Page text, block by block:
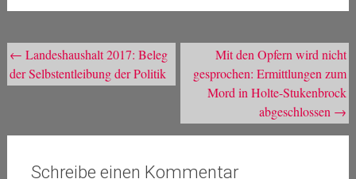
Beitragsnavigation
← Landeshaushalt 2017: Beleg
der Selbstentleibung der Politik
Mit den Opfern wird nicht
gesprochen: Ermittlungen zum
Mord in Holte-Stukenbrock
abgeschlossen →
Schreibe einen Kommentar